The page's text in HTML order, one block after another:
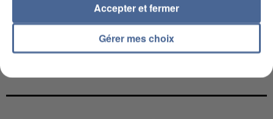
UNE TOURISTE DE L’OISE EMPORTÉE PAR UNE
Gérer mes choix
Accepter et fermer